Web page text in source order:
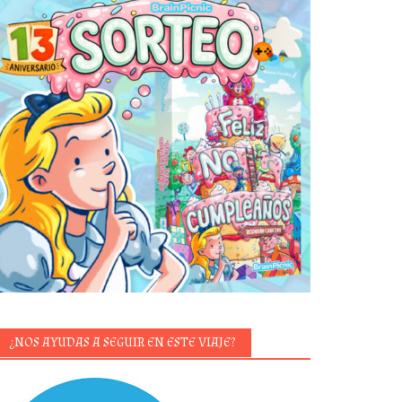
¿NOS AYUDAS A SEGUIR EN ESTE VIAJE?